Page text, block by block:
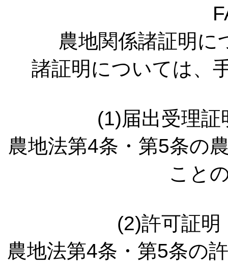
農地関係諸証明
諸証明については、
(1)届出受理
農地法第4条・第5条の
こと
(2)許可証明
農地法第4条・第5条の